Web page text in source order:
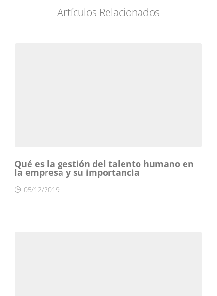
Artículos Relacionados
Qué es la gestión del talento humano en
la empresa y su importancia
05/12/2019